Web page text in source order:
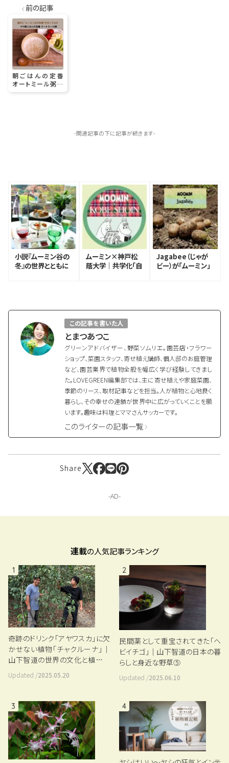
前の記事
朝ごはんの定番
オートミール粥｜
勝手に”ムーミン谷
-関連記事の下に記事が続きます-
小説『ムーミン谷の
冬』の世界とともに
ムーミン×神戸松
蔭大学｜共学化「自
Jagabee（じゃが
ビー）が「ムーミン」
この記事を書いた人
とまつあつこ
グリーンアドバイザー、野菜ソムリエ。園芸店・フラワー
ショップ、菜園スタッフ、寄せ植え講師、個人邸のお庭管理
など、園芸業界で植物全般を幅広く学び経験してきまし
た。LOVEGREEN編集部では、主に寄せ植えや家庭菜園、
季節のリース、取材記事などを担当。人が植物と心地良く
暮らし、その幸せの連鎖が世界中に広がっていくことを願
います。趣味は料理とママさんサッカーです。
このライターの記事一覧
Share
連載の人気記事ランキング
1
奇跡のドリンク「アヤワスカ」に欠
かせない植物「チャクルーナ」｜
山下智道の世界の文化と植物紀
行#5
Updated /2025.05.20
2
民間薬として重宝されてきた「ヘ
ビイチゴ」｜山下智道の日本の暮
らしと身近な野草⑤
Updated /2025.06.10
3 4